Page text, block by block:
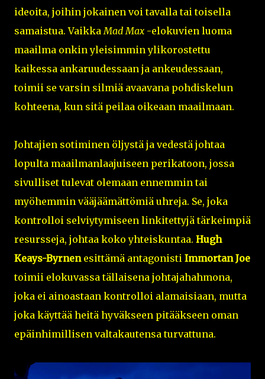
ideoita, joihin jokainen voi tavalla tai toisella
samaistua. VaikkaMad Max -elokuvien luoma
maailma onkin yleisimmin ylikorostettu
kaikessa ankaruudessaan ja ankeudessaan,
toimii se varsin silmiä avaavana pohdiskelun
kohteena, kun sitä peilaa oikeaan maailmaan.
Johtajien sotiminen öljystä ja vedestä johtaa
lopulta maailmanlaajuiseen perikatoon, jossa
sivulliset tulevat olemaan ennemmin tai
myöhemmin vääjäämättömiä uhreja. Se, joka
kontrolloi selviytymiseen linkitettyjä tärkeimpiä
resursseja, johtaa koko yhteiskuntaa. Hugh
Keays-Byrnen esittämä antagonisti Immortan Joe
toimii elokuvassa tällaisena johtajahahmona,
joka ei ainoastaan kontrolloi alamaisiaan, mutta
joka käyttää heitä hyväkseen pitääkseen oman
epäinhimillisen valtakautensa turvattuna.